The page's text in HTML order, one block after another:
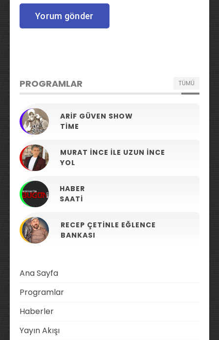
PROGRAMLAR TÜMÜ
ARIF GÜVEN SHOW
TIME
MURAT İNCE ILE UZUN İNCE
YOL
HABER
SAATI
RECEP ÇETINLE EĞLENCE
BANKASI
Ana Sayfa
Programlar
Haberler
Yayın Akışı